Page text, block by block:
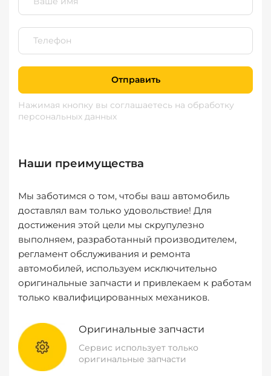
Отправить
Нажимая кнопку вы соглашаетесь на обработку
персональных данных
Наши преимущества
Мы заботимся о том, чтобы ваш автомобиль
доставлял вам только удовольствие! Для
достижения этой цели мы скрупулезно
выполняем, разработанный производителем,
регламент обслуживания и ремонта
автомобилей, используем исключительно
оригинальные запчасти и привлекаем к работам
только квалифицированных механиков.
Оригинальные запчасти
Сервис использует только
оригинальные запчасти